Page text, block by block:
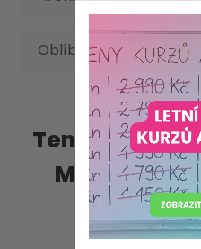
Oblíbená hesla
Tematické
MŠ:
pondělí 4.